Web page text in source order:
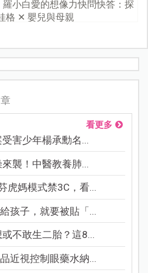
小白愛的想像力快問快答：探
格 ✕ 嬰兒與母親
看更多
害少年楊承勳名...
襲！中醫教養肺...
虎媽模式禁3C，看...
孩子，就要被貼「...
不敢生二胎？這8...
近視控制眼藥水納...